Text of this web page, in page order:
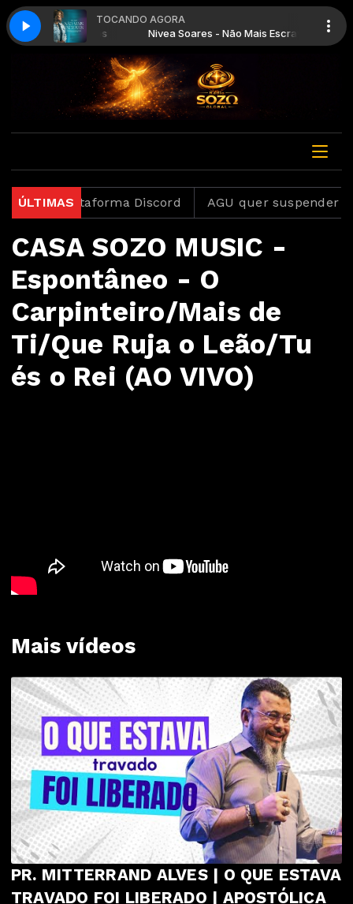
TOCANDO AGORA
Mais Escravos Nivea Soares - Não Mais Escravos
ÚLTIMASplataforma Discord AGU quer suspender a
CASA SOZO MUSIC -
Espontâneo - O
Carpinteiro/Mais de
Ti/Que Ruja o Leão/Tu
és o Rei (AO VIVO)
Mais vídeos
PR. MITTERRAND ALVES | O QUE ESTAVA
TRAVADO FOI LIBERADO | APOSTÓLICA